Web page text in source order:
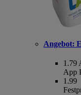
Angebot:
1.79
App
1.99